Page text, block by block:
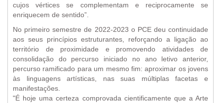
cujos vértices se complementam e reciprocamente se
enriquecem de sentido”.
No primeiro semestre de 2022-2023 o PCE deu continuidade
aos seus princípios estruturantes, reforçando a ligação ao
território de proximidade e promovendo atividades de
consolidação do percurso iniciado no ano letivo anterior,
percurso ramificado para um mesmo fim: aproximar os jovens
às linguagens artísticas, nas suas múltiplas facetas e
manifestações.
"É hoje uma certeza comprovada cientificamente que a Arte